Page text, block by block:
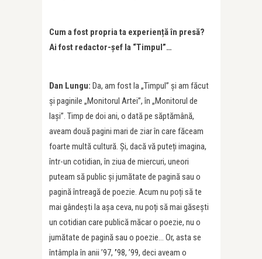
Cum a fost propria ta experiență în presă?
Ai fost redactor-șef la “Timpul”…
Dan Lungu: Da, am fost la „Timpul” și am făcut
și paginile „Monitorul Artei”, în „Monitorul de
Iași”. Timp de doi ani, o dată pe săptămână,
aveam două pagini mari de ziar în care făceam
foarte multă cultură. Și, dacă vă puteți imagina,
într-un cotidian, în ziua de miercuri, uneori
puteam să public și jumătate de pagină sau o
pagină întreagă de poezie. Acum nu poți să te
mai gândești la așa ceva, nu poți să mai găsești
un cotidian care publică măcar o poezie, nu o
jumătate de pagină sau o poezie… Or, asta se
întâmpla în anii ’97, ’98, ’99, deci aveam o